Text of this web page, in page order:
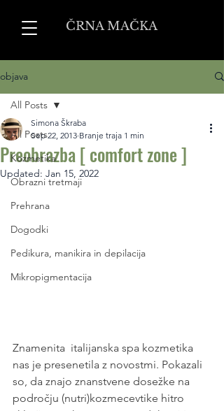
ČRNA MAČKA
objava
All Posts
Kozmetika
Obrazni tretmaji
Prehrana
Dogodki
Pedikura, manikira in depilacija
Mikropigmentacija
All Posts
Preobrazba [ comfort zone ]
Simona Škraba
Sep 22, 2013 Branje traja 1 min
Updated: Jan 15, 2022
Znamenita  italijanska spa kozmetika
nas je presenetila z novostmi. Pokazali
so, da znajo znanstvene dosežke na
področju (nutri)kozmecevtike hitro